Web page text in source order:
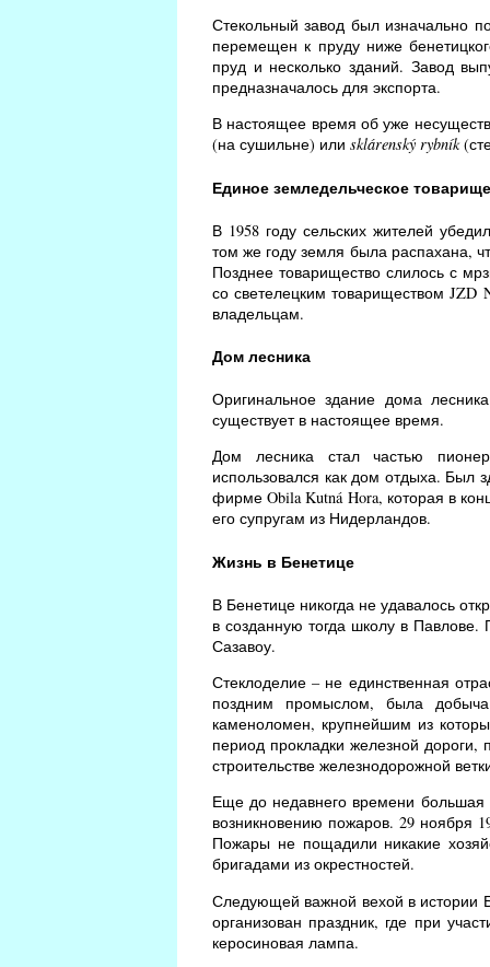
Стекольный завод был изначально
перемещен к пруду ниже
пруд и несколько зданий. Завод
предназначалось для экспорта.
В настоящее время об уже
(на сушильне) или sklárenský rybník
Единое земледельческое
В 1958 году сельских жителей
том же году земля была распахана,
Позднее товарищество слилось с
со светелецким товариществом JZD
владельцам.
Дом лесника
Оригинальное здание дома
существует в настоящее время.
Дом лесника стал частью
использовался как дом отдыха. Был
фирме Obila Kutná Hora, которая в
его супругам из Нидерландов.
Жизнь в Бенетице
В Бенетице никогда не удавалось
в созданную тогда школу в
Сазавоу.
Стеклоделие – не единственная
поздним промыслом, была
каменоломен, крупнейшим из
период прокладки железной дороги,
строительстве железнодорожной
Еще до недавнего времени большая
возникновению пожаров. 29 ноября
Пожары не пощадили никакие
бригадами из окрестностей.
Следующей важной вехой в истории
организован праздник, где при
керосиновая лампа.